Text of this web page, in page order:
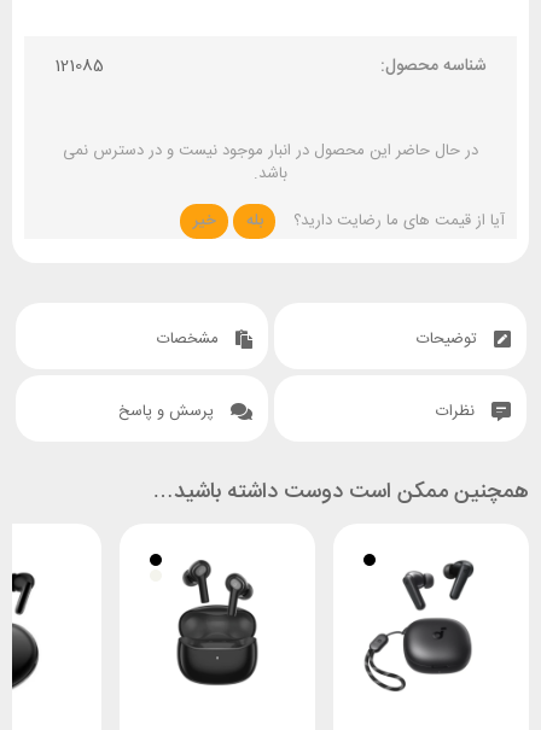
شناسه محصول: 121085
در حال حاضر این محصول در انبار موجود نیست و در دسترس نمی
باشد.
آیا از قیمت های ما رضایت دارید؟
بله خیر
توضیحات مشخصات
نظرات پرسش و پاسخ
همچنین ممکن است دوست داشته باشید…